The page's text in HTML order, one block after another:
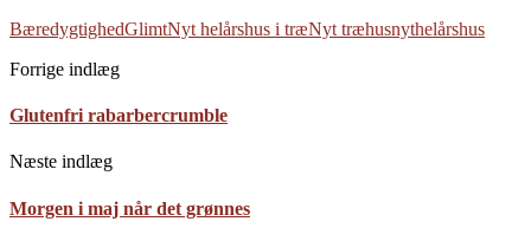
BæredygtighedGlimtNyt helårshus i træNyt træhusnythelårshus
Forrige indlæg
Glutenfri rabarbercrumble
Næste indlæg
Morgen i maj når det grønnes